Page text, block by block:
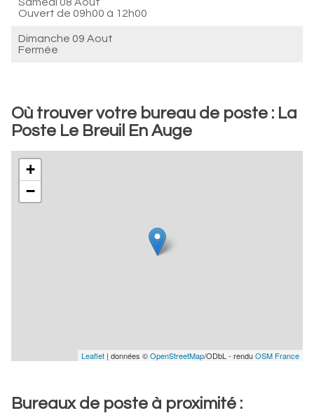
Ouvert de 09h00 à 12h00
Dimanche 09 Aout
Fermée
Où trouver votre bureau de poste : La
Poste Le Breuil En Auge
+
−
Leaflet | données ©OpenStreetMap/ODbL - renduOSM France
Bureaux de poste à proximité :